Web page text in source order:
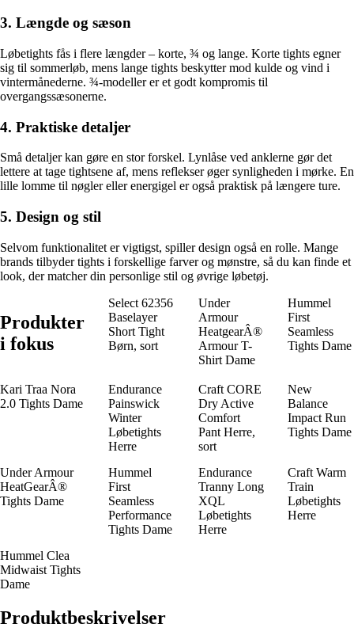
3. Længde og sæson
Løbetights fås i flere længder – korte, ¾ og lange. Korte tights egner
sig til sommerløb, mens lange tights beskytter mod kulde og vind i
vintermånederne. ¾-modeller er et godt kompromis til
overgangssæsonerne.
4. Praktiske detaljer
Små detaljer kan gøre en stor forskel. Lynlåse ved anklerne gør det
lettere at tage tightsene af, mens reflekser øger synligheden i mørke. En
lille lomme til nøgler eller energigel er også praktisk på længere ture.
5. Design og stil
Selvom funktionalitet er vigtigst, spiller design også en rolle. Mange
brands tilbyder tights i forskellige farver og mønstre, så du kan finde et
look, der matcher din personlige stil og øvrige løbetøj.
Produkter
i fokus
Select 62356
Baselayer
Short Tight
Børn, sort
Under
Armour
HeatgearÂ®
Armour T-
Shirt Dame
Hummel
First
Seamless
Tights Dame
Kari Traa Nora
2.0 Tights Dame
Endurance
Painswick
Winter
Løbetights
Herre
Craft CORE
Dry Active
Comfort
Pant Herre,
sort
New
Balance
Impact Run
Tights Dame
Under Armour
HeatGearÂ®
Tights Dame
Hummel
First
Seamless
Performance
Tights Dame
Endurance
Tranny Long
XQL
Løbetights
Herre
Craft Warm
Train
Løbetights
Herre
Hummel Clea
Midwaist Tights
Dame
Produktbeskrivelser